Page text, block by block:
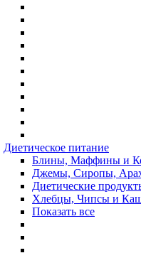
Диетическое питание
Блины, Маффины и
Джемы, Сиропы,
Диетические
Хлебцы, Чипсы и
Показать все